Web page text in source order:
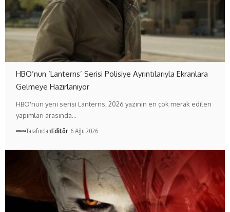
HBO’nun ‘Lanterns’ Serisi Polisiye Ayrıntılarıyla Ekranlara
Gelmeye Hazırlanıyor
HBO'nun yeni serisi Lanterns, 2026 yazının en çok merak edilen
yapımları arasında…
TarafındanEditör 6 Ağu 2026